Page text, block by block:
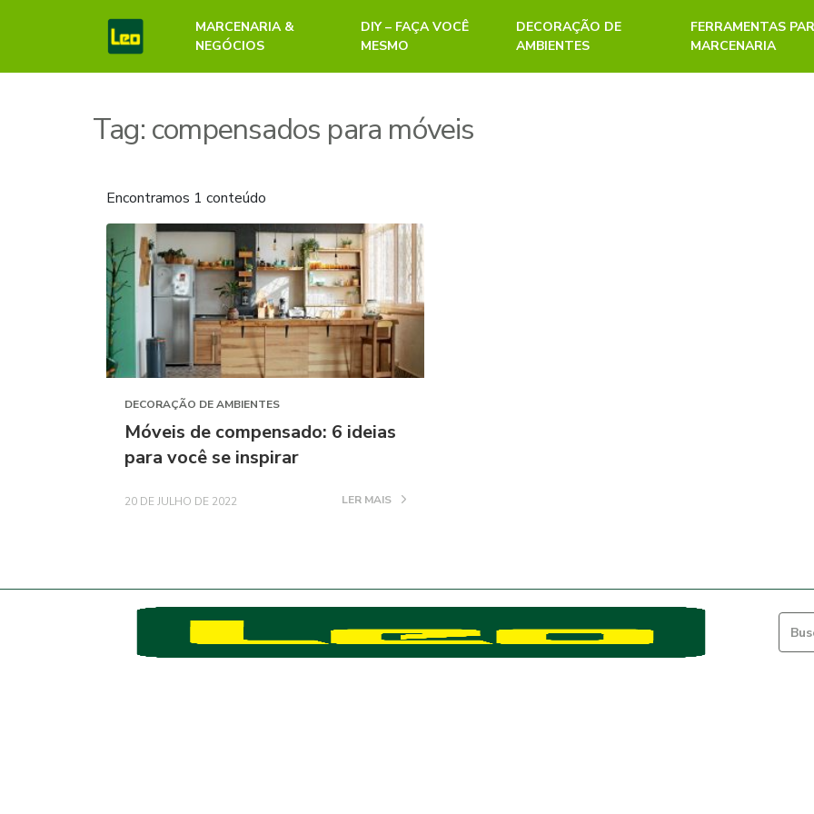
MARCENARIA &
NEGÓCIOS
DIY – FAÇA VOCÊ
MESMO
DECORAÇÃO DE
AMBIENTES
FERRAMENTAS
MARCENARIA
Tag: compensados para móveis
Encontramos 1 conteúdo
DECORAÇÃO DE AMBIENTES
Móveis de compensado: 6 ideias
para você se inspirar
20 DE JULHO DE 2022 LER MAIS